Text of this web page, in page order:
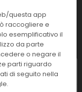
Tip,natural
questa app
raccogliere e
esemplificativo il
da parte
o negare il
parti riguardo
di seguito nella